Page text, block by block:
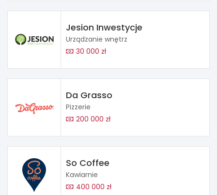
Jesion Inwestycje
Urządzanie wnętrz
30 000 zł
Da Grasso
Pizzerie
200 000 zł
So Coffee
Kawiarnie
400 000 zł